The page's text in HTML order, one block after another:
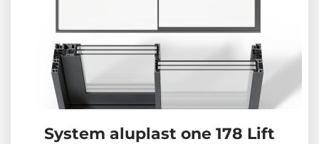
System aluplast one 178 Lift